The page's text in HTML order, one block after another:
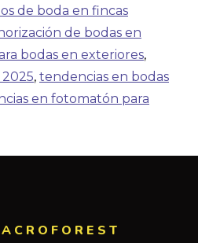
de boda en fincas
de bodas en
bodas en exteriores,
, tendencias en bodas
en fotomatón para